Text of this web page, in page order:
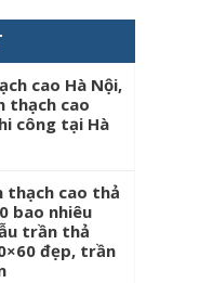
cao Hà Nội,
thạch cao
công tại Hà
thạch cao thả
bao nhiêu
trần thả
đẹp, trần